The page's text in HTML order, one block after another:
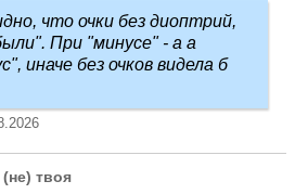
что очки без диоптрий,
При "минусе" - а а
иначе без очков видела б
твоя